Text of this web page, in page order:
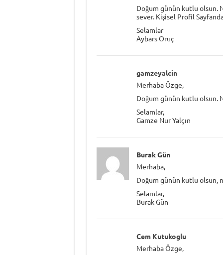
Doğum günün kutlu olsun.
sever. Kişisel Profil
Selamlar
Aybars Oruç
gamzeyalcin
Merhaba Özge,
Doğum günün kutlu olsun.
Selamlar,
Gamze Nur Yalçın
Burak Gün
Merhaba,
Doğum günün kutlu olsun,
Selamlar,
Burak Gün
Cem Kutukoglu
Merhaba Özge,